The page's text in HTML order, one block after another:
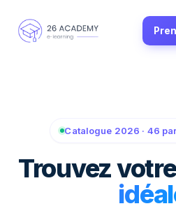
Catalogue 2026 · 46
Trouvez